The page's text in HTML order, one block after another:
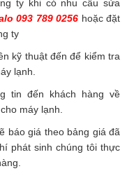
ty khi có nhu cầu sửa
093 789 0256 hoặc đặt
ty
kỹ thuật đến để kiểm tra
lạnh.
tin đến khách hàng về
máy lạnh.
báo giá theo bảng giá đã
phát sinh chúng tôi thực